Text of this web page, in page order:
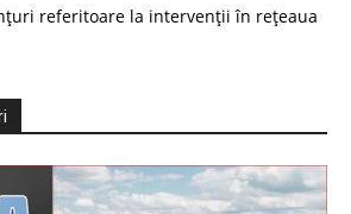
referitoare la intervenții în rețeaua